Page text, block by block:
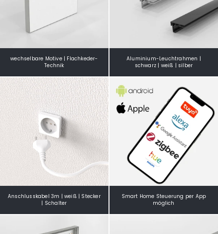
wechselbare Motive | Flachkeder-
Technik
Aluminium-Leuchtrahmen |
schwarz | weiß | silber
Anschlusskabel 3m | weiß | Stecker
| Schalter
Smart Home Steuerung per App
möglich